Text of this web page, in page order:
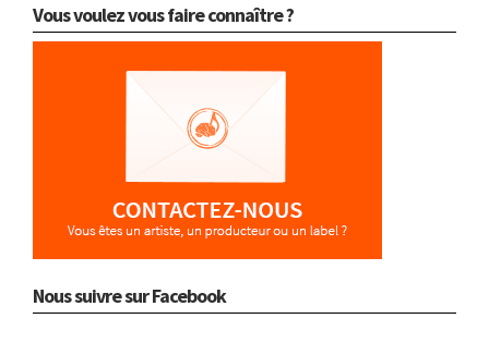
Vous voulez vous faire connaître ?
Nous suivre sur Facebook